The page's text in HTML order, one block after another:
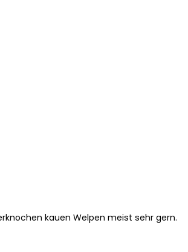
kauen Welpen meist sehr gern.